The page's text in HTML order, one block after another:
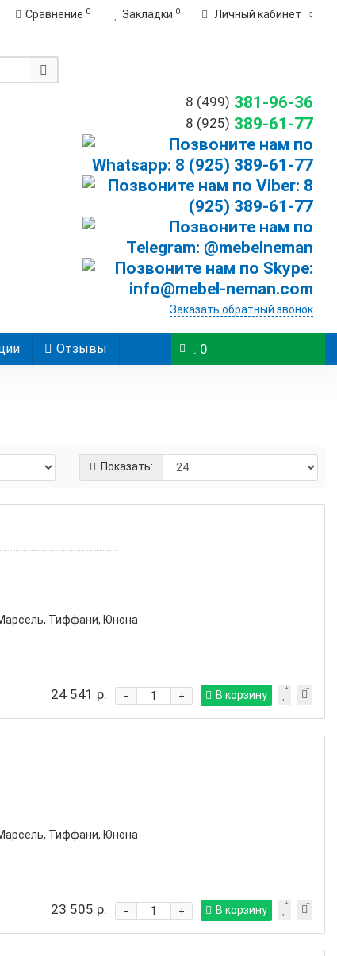
Сравнение 0 Закладки 0 Личный кабинет
8 (499) 381-96-36
8 (925) 389-61-77
Заказать обратный звонок
Отзывы : 0
Показать:
Тиффани, Юнона
24 541 р. +
- В корзину
Тиффани, Юнона
23 505 р. +
- В корзину